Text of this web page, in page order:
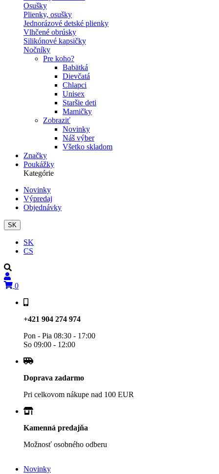
Osušky
Plienky, osušky
Jednorázové detské plienky
Vlhčené obrúsky
Silikónové kapsičky
Nočníky
Pre koho?
Babätká
Dievčatá
Chlapci
Unisex
Staršie deti
Mamičky
Zobraziť
Novinky
Náš výber
Všetko skladom
Značky
Poukážky
Kategórie
Secondary
navigation
Novinky
Výpredaj
Objednávky
SK
SK
CS
0
+421 904 274 974
Pon - Pia 08:30 - 17:00
So 09:00 - 12:00
Doprava zadarmo
Pri celkovom nákupe nad 100 EUR
Kamenná predajňa
Možnosť osobného odberu
Novinky